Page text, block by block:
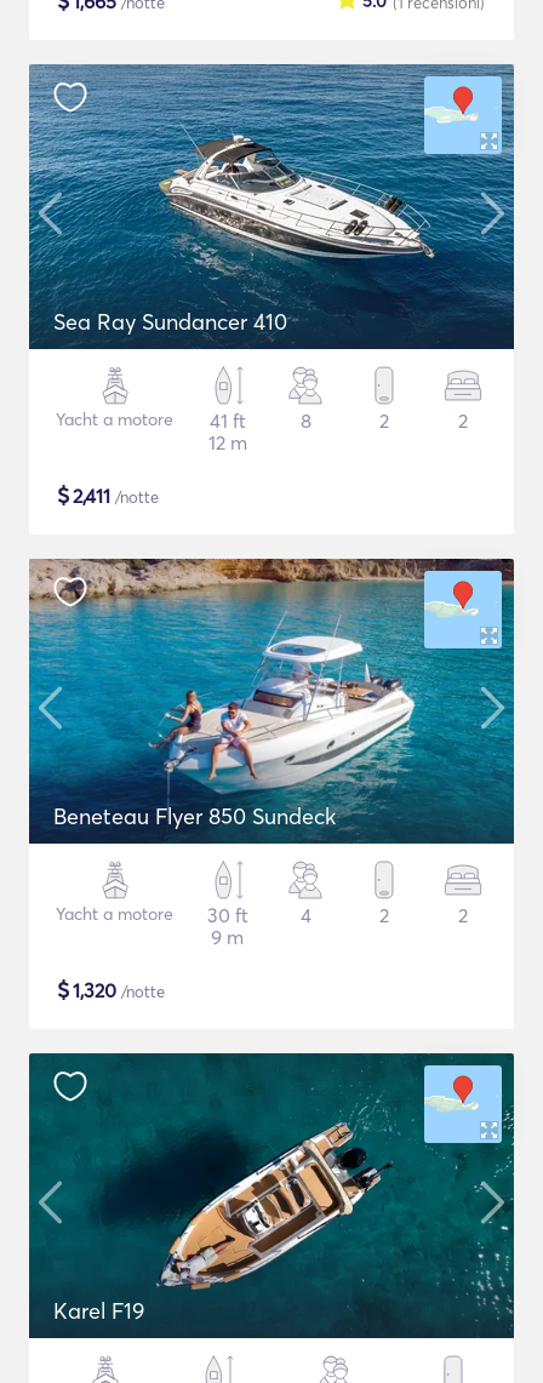
Sea Ray Sundancer 410
Yacht a motore
41 ft
12 m
8 2 2
$2,411 /notte
Beneteau Flyer 850 Sundeck
Yacht a motore
30 ft
9 m
4 2 2
$1,320 /notte
Karel F19